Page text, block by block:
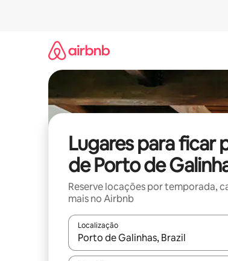
Lugares para ficar
de Porto de
Reserve locações por temporada,
mais no Airbnb
Localização
Quando os resultados estiverem